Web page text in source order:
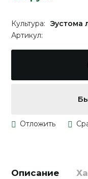
Культура:
Эустома
Артикул:
Описание